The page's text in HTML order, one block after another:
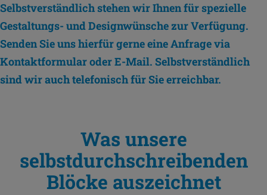
Selbstverständlich stehen wir Ihnen für spezielle
Gestaltungs- und Designwünsche zur Verfügung.
Senden Sie uns hierfür gerne eine Anfrage via
Kontaktformular oder E-Mail. Selbstverständlich
sind wir auch telefonisch für Sie erreichbar.
Was unsere
selbstdurchschreibenden
Blöcke auszeichnet